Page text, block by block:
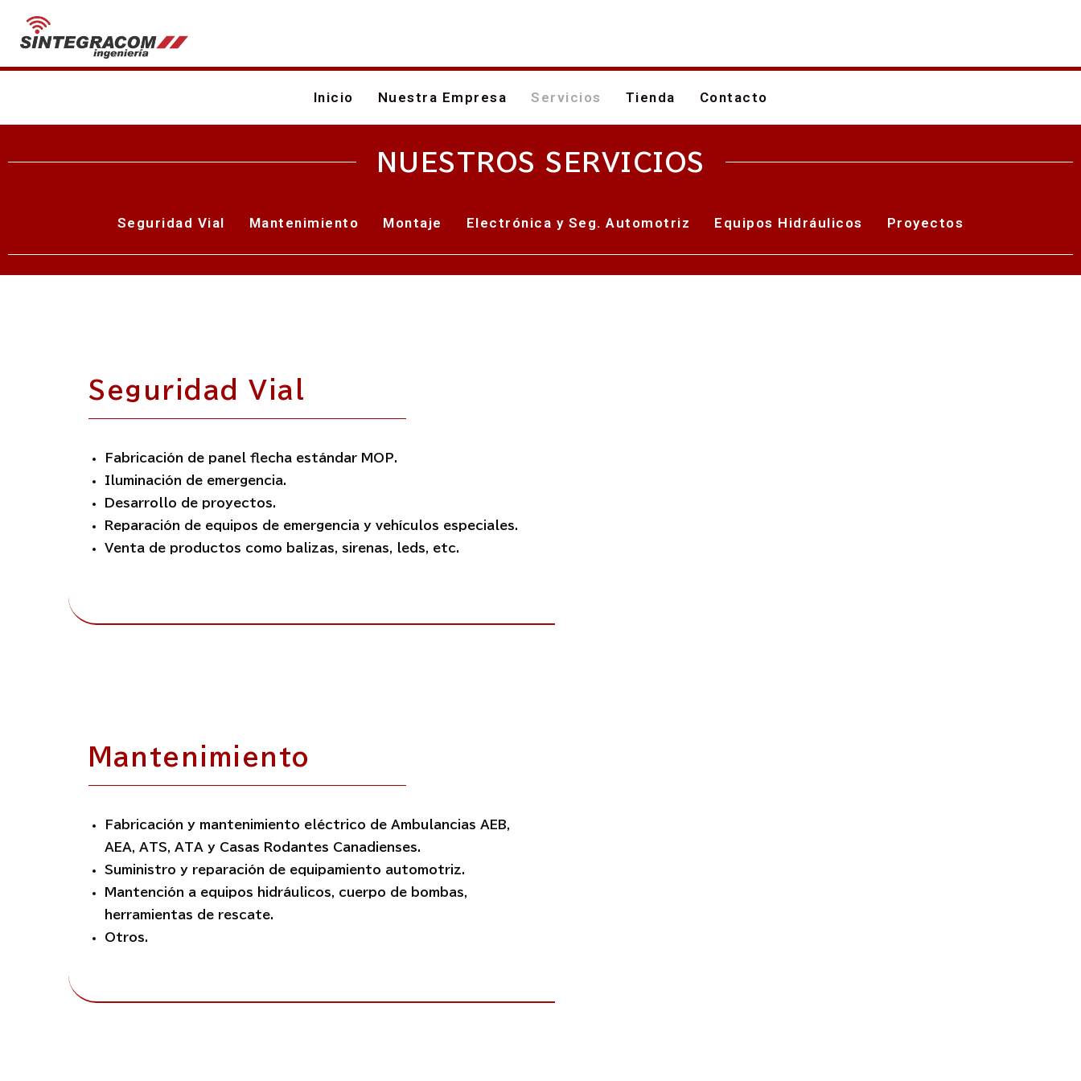
Inicio Nuestra Empresa Servicios Tienda Contacto
NUESTROS SERVICIOS
Seguridad Vial Mantenimiento Montaje Electrónica y Seg. Automotriz Equipos Hidráulicos Proyectos
Seguridad Vial
Fabricación de panel flecha estándar MOP.
Iluminación de emergencia.
Desarrollo de proyectos.
Reparación de equipos de emergencia y vehículos especiales.
Venta de productos como balizas, sirenas, leds, etc.
Mantenimiento
Fabricación y mantenimiento eléctrico de Ambulancias AEB,
AEA, ATS, ATA y Casas Rodantes Canadienses.
Suministro y reparación de equipamiento automotriz.
Mantención a equipos hidráulicos, cuerpo de bombas,
herramientas de rescate.
Otros.